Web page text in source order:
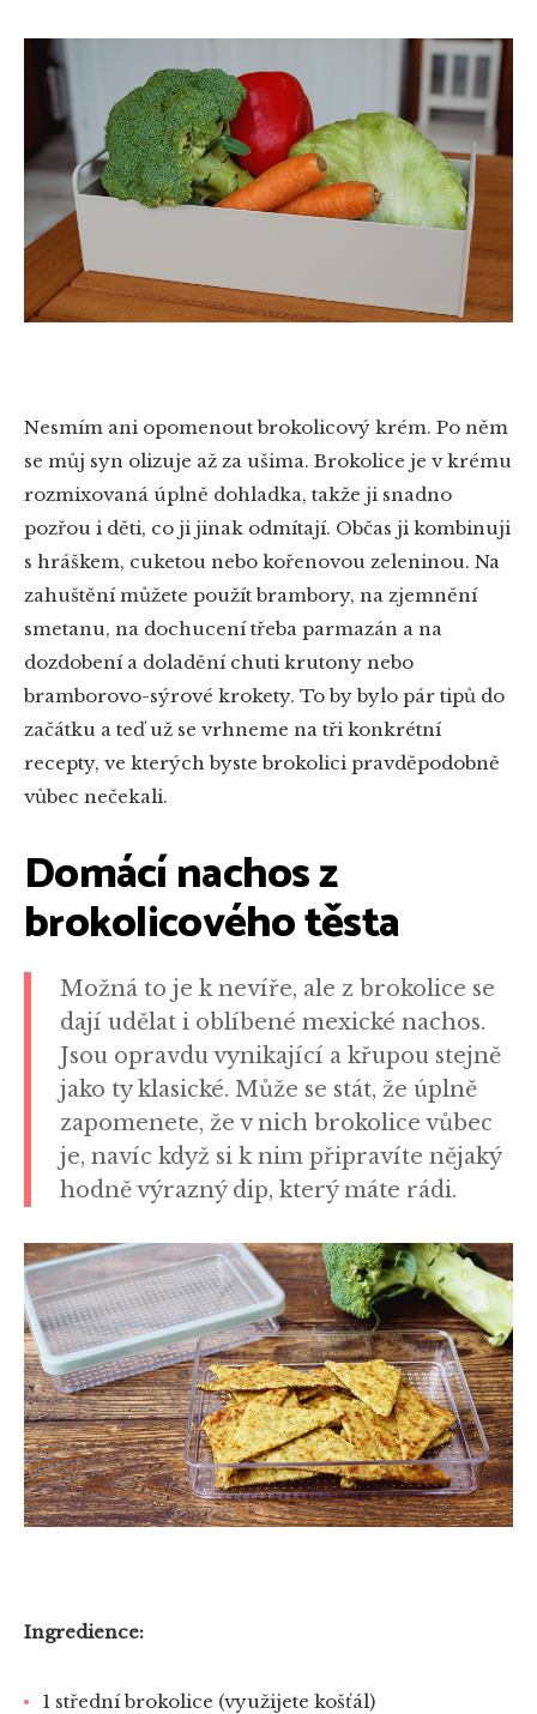
Nesmím ani opomenout brokolicový krém. Po něm
se můj syn olizuje až za ušima. Brokolice je v krému
rozmixovaná úplně dohladka, takže ji snadno
pozřou i děti, co ji jinak odmítají. Občas ji kombinuji
s hráškem, cuketou nebo kořenovou zeleninou. Na
zahuštění můžete použít brambory, na zjemnění
smetanu, na dochucení třeba parmazán a na
dozdobení a doladění chuti krutony nebo
bramborovo-sýrové krokety. To by bylo pár tipů do
začátku a teď už se vrhneme na tři konkrétní
recepty, ve kterých byste brokolici pravděpodobně
vůbec nečekali.
Domácí nachos z
brokolicového těsta
Možná to je k nevíře, ale z brokolice se
dají udělat i oblíbené mexické nachos.
Jsou opravdu vynikající a křupou stejně
jako ty klasické. Může se stát, že úplně
zapomenete, že v nich brokolice vůbec
je, navíc když si k nim připravíte nějaký
hodně výrazný dip, který máte rádi.
Ingredience:
1 střední brokolice (využijete košťál)